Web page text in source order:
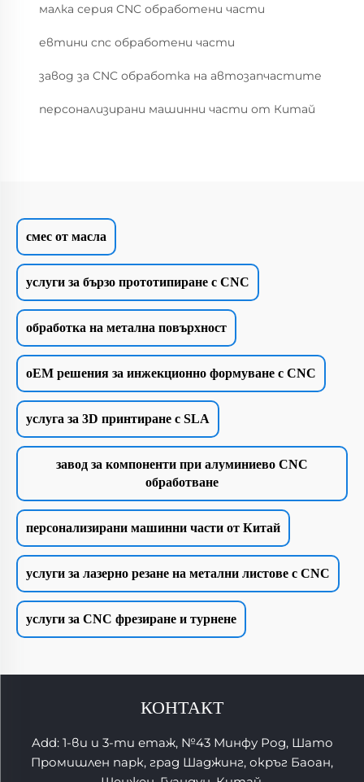
малка серия CNC обработени части
евтини cnc обработени части
завод за CNC обработка на автозапчастите
персонализирани машинни части от Китай
смес от масла
услуги за бързо прототипиране с CNC
обработка на метална повърхност
oEM решения за инжекционно формуване с CNC
услуга за 3D принтиране с SLA
завод за компоненти при алуминиево CNC
обработване
персонализирани машинни части от Китай
услуги за лазерно резане на метални листове с CNC
услуги за CNC фрезиране и турнене
КОНТАКТ
Add: 1-ви и 3-ти етаж, №43 Минфу Род, Шато
Промишлен парк, град Шаджинг, окръг Баоан,